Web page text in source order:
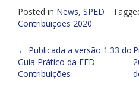
Posted in News, SPED
Contribuições 2020
Post
navigation
← Publicada a versão 1.33 do
Guia Prático da EFD
Contribuições